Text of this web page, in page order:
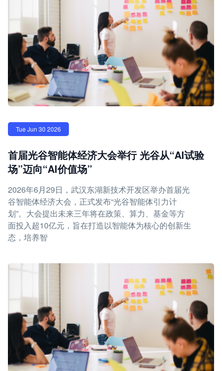
Tue Jun 30 2026
首届光谷智能体经济大会举行 光谷从“AI试验
场”迈向“AI价值场”
2026年6月29日，武汉东湖新技术开发区举办首届光
谷智能体经济大会，正式发布“光谷智能体引力计
划”。大会提出未来三年将在政策、算力、基金等方
面投入超10亿元，旨在打造以智能体为核心的创新生
态，培养智